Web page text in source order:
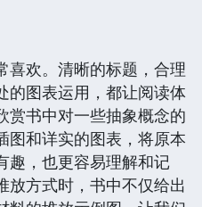
喜欢。清晰的标题，合理
的图表运用，都让阅读体
赏书中对一些抽象概念的
图和详实的图表，将原本
趣，也更容易理解和记
放方式时，书中不仅给出